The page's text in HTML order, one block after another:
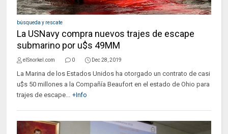
búsqueda y rescate
La USNavy compra nuevos trajes de escape
submarino por u$s 49MM
elSnorkel.com 0 Dec 28, 2019
La Marina de los Estados Unidos ha otorgado un contrato de casi
u$s 50 millones a la Compañía Beaufort en el estado de Ohio para
trajes de escape... +Info